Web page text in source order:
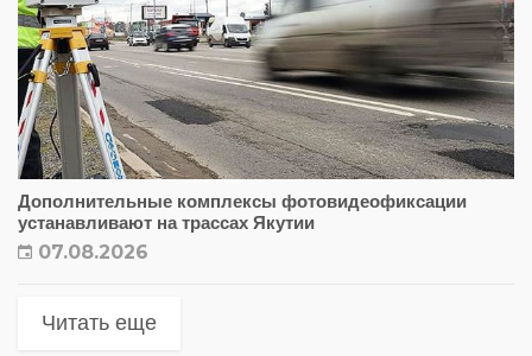
Дополнительные комплексы фотовидеофиксации
устанавливают на трассах Якутии
07.08.2026
Читать еще